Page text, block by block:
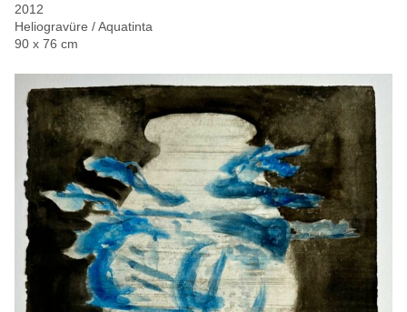
2012
Heliogravüre / Aquatinta
90 x 76 cm